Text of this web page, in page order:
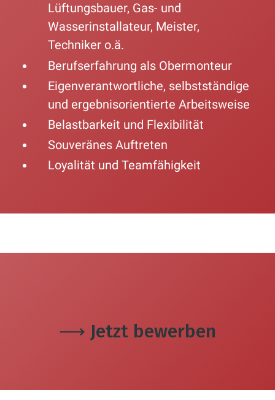
Lüftungsbauer, Gas- und
Wasserinstallateur, Meister,
Techniker o.ä.
Berufserfahrung als Obermonteur
Eigenverantwortliche, selbstständige
und ergebnisorientierte Arbeitsweise
Belastbarkeit und Flexibilität
Souveränes Auftreten
Loyalität und Teamfähigkeit
⟶ Jetzt bewerben